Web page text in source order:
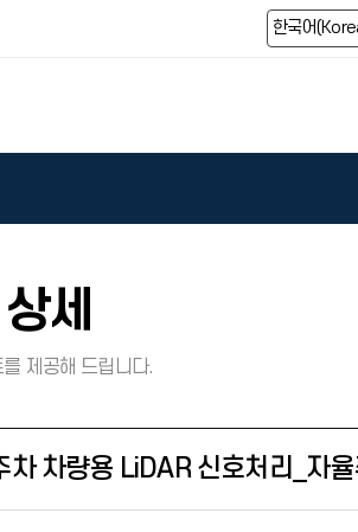
선택항목명
세
제공해 드립니다.
차량용 LiDAR 신호처리_자